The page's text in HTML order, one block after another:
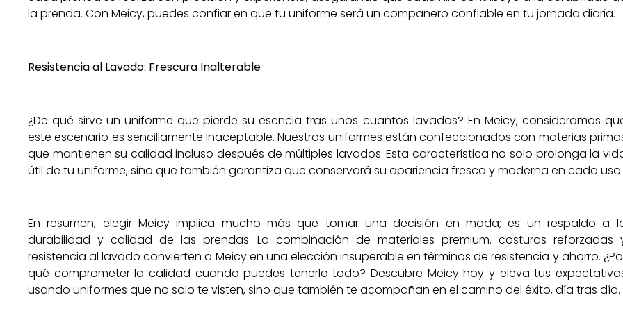
la prenda. Con Meicy, puedes confiar en que tu uniforme será un compañero confiable en tu jornada diaria.
Resistencia al Lavado: Frescura Inalterable
¿De qué sirve un uniforme que pierde su esencia tras unos cuantos lavados? En Meicy, consideramos
este escenario es sencillamente inaceptable. Nuestros uniformes están confeccionados con materias
que mantienen su calidad incluso después de múltiples lavados. Esta característica no solo prolonga la
útil de tu uniforme, sino que también garantiza que conservará su apariencia fresca y moderna en cada uso.
En resumen, elegir Meicy implica mucho más que tomar una decisión en moda; es un respaldo a
durabilidad y calidad de las prendas. La combinación de materiales premium, costuras reforzadas
resistencia al lavado convierten a Meicy en una elección insuperable en términos de resistencia y ahorro.
qué comprometer la calidad cuando puedes tenerlo todo? Descubre Meicy hoy y eleva tus
usando uniformes que no solo te visten, sino que también te acompañan en el camino del éxito, día tras día.